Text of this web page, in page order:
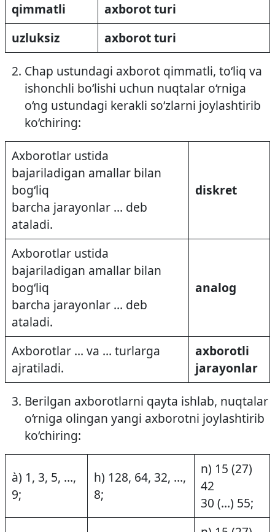
qimmatli
axborot turi
uzluksiz
axborot turi
Chap ustundagi axborot qimmatli, to‘liq va
ishonchli bo‘lishi uchun nuqtalar o‘rniga
o‘ng ustundagi kerakli so‘zlarni joylashtirib
ko‘chiring:
Axborotlar ustida
bajariladigan amallar bilan
bog‘liq
barcha jarayonlar … deb
ataladi.
diskret
Axborotlar ustida
bajariladigan amallar bilan
bog‘liq
barcha jarayonlar … deb
ataladi.
analog
Axborotlar … va … turlarga
ajratiladi.
axborotli
jarayonlar
Berilgan axborotlarni qayta ishlab, nuqtalar
o‘rniga olingan yangi axborotni joylashtirib
ko‘chiring:
à) 1, 3, 5, …,
9;
h) 128, 64, 32, …,
8;
n) 15 (27)
42
30 (…) 55;